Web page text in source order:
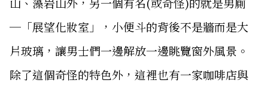
─「展望化妝室」，小便斗的背後不是牆而是大
片玻璃，讓男士們一邊解放一邊眺覽窗外風景。
除了這個奇怪的特色外，這裡也有一家咖啡店與